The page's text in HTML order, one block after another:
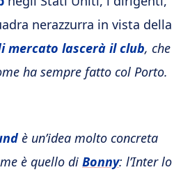
nerazzurra in vista della
mercato lascerà il club, che
ha sempre fatto col Porto.
è un’idea molto concreta
è quello di Bonny: l’Inter lo